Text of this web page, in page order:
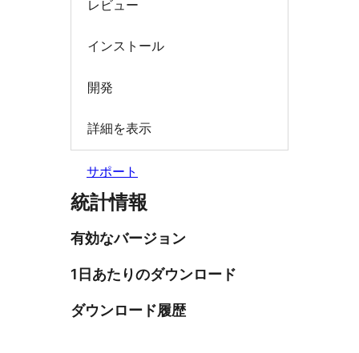
レビュー
インストール
開発
詳細を表示
サポート
統計情報
有効なバージョン
1日あたりのダウンロード
ダウンロード履歴